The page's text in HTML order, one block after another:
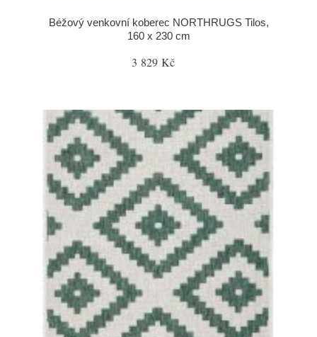
Béžový venkovní koberec NORTHRUGS Tilos,
160 x 230 cm
3 829 Kč